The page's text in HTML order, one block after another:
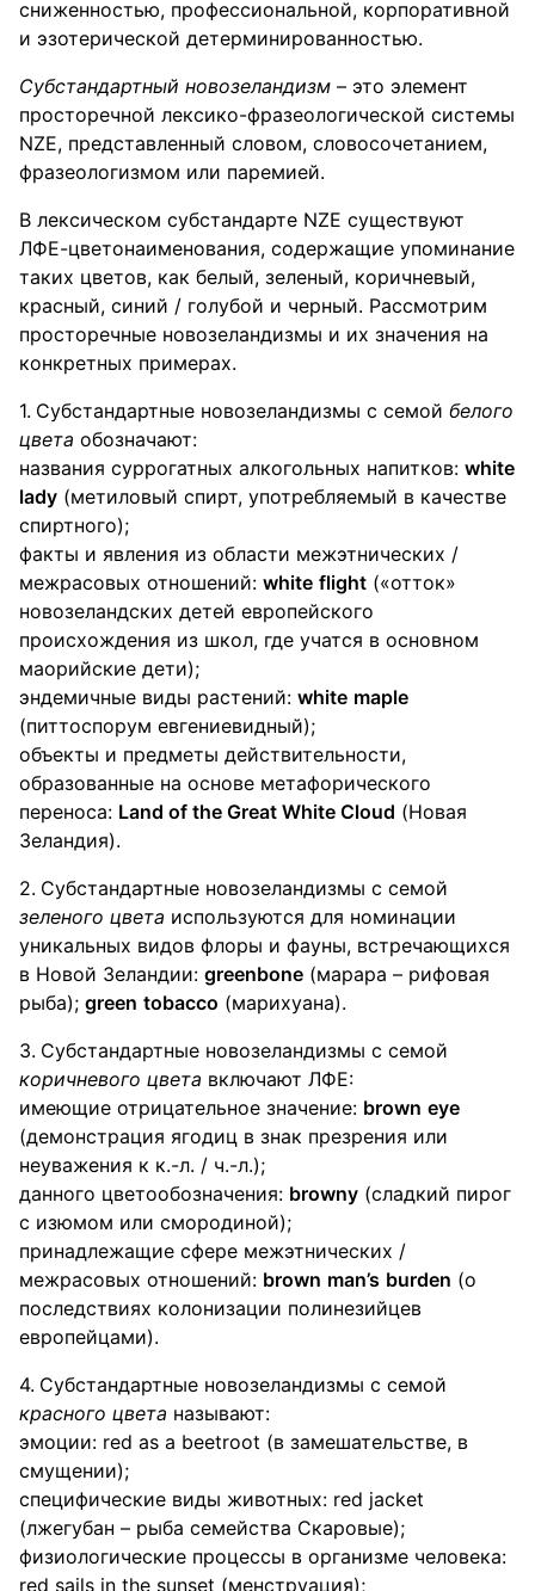
сниженностью, профессиональной, корпоративной
и эзотерической детерминированностью.
Субстандартный новозеландизм – это элемент
просторечной лексико-фразеологической системы
NZE, представленный словом, словосочетанием,
фразеологизмом или паремией.
В лексическом субстандарте NZE существуют
ЛФЕ-цветонаименования, содержащие упоминание
таких цветов, как белый, зеленый, коричневый,
красный, синий / голубой и черный. Рассмотрим
просторечные новозеландизмы и их значения на
конкретных примерах.
Субстандартные новозеландизмы с семой белого
цвета обозначают:
названия суррогатных алкогольных напитков: white
lady (метиловый спирт, употребляемый в качестве
спиртного);
факты и явления из области межэтнических /
межрасовых отношений: white flight («отток»
новозеландских детей европейского
происхождения из школ, где учатся в основном
маорийские дети);
эндемичные виды растений: white maple
(питтоспорум евгениевидный);
объекты и предметы действительности,
образованные на основе метафорического
переноса: Land of the Great White Cloud (Новая
Зеландия).
Субстандартные новозеландизмы с семой
зеленого цвета используются для номинации
уникальных видов флоры и фауны, встречающихся
в Новой Зеландии: greenbone (марара – рифовая
рыба); green tobacco (марихуана).
Субстандартные новозеландизмы с семой
коричневого цвета включают ЛФЕ:
имеющие отрицательное значение: brown eye
(демонстрация ягодиц в знак презрения или
неуважения к к.-л. / ч.-л.);
данного цветообозначения: browny (сладкий пирог
с изюмом или смородиной);
принадлежащие сфере межэтнических /
межрасовых отношений: brown man’s burden (о
последствиях колонизации полинезийцев
европейцами).
Субстандартные новозеландизмы с семой
красного цвета называют:
эмоции: red as a beetroot (в замешательстве, в
смущении);
специфические виды животных: red jacket
(лжегубан – рыба семейства Скаровые);
физиологические процессы в организме человека:
red sails in the sunset (менструация);